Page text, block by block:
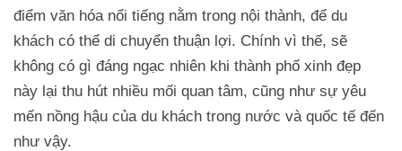
điểm văn hóa nổi tiếng nằm trong nội thành, để du
khách có thể di chuyển thuận lợi. Chính vì thế, sẽ
không có gì đáng ngạc nhiên khi thành phố xinh đẹp
này lại thu hút nhiều mối quan tâm, cũng như sự yêu
mến nồng hậu của du khách trong nước và quốc tế đến
như vậy.